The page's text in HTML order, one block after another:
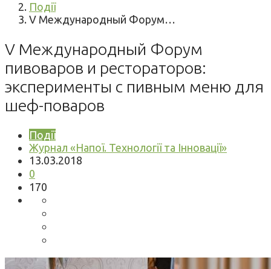
Події
V Международный Форум…
V Международный Форум
пивоваров и рестораторов:
эксперименты с пивным меню для
шеф-поваров
Події
Журнал «Напої. Технології та Інновації»
13.03.2018
0
170